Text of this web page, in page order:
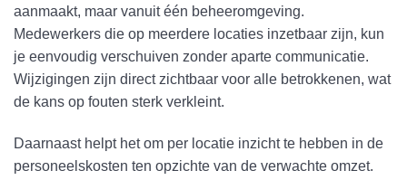
aanmaakt, maar vanuit één beheeromgeving.
Medewerkers die op meerdere locaties inzetbaar zijn, kun
je eenvoudig verschuiven zonder aparte communicatie.
Wijzigingen zijn direct zichtbaar voor alle betrokkenen, wat
de kans op fouten sterk verkleint.
Daarnaast helpt het om per locatie inzicht te hebben in de
personeelskosten ten opzichte van de verwachte omzet.